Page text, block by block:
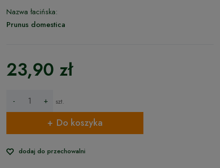
Nazwa łacińska:
Prunus domestica
23,90 zł
- + szt.
Do koszyka
dodaj do przechowalni